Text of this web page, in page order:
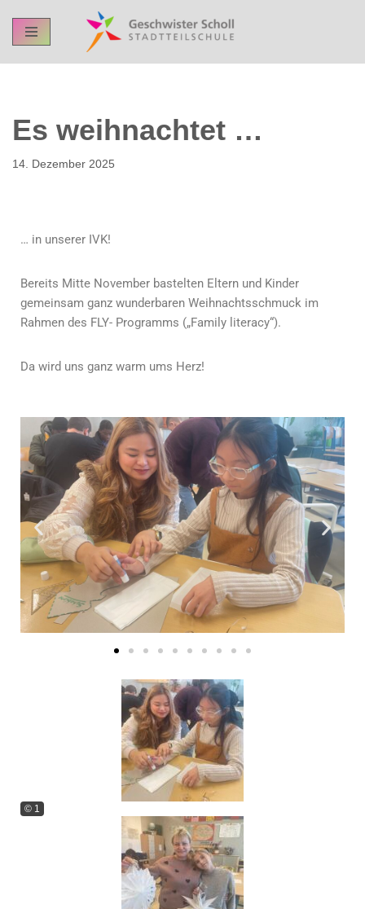
Skip
to
Es weihnachtet …
14. Dezember 2025
… in unserer IVK!
Bereits Mitte November bastelten Eltern und Kinder
gemeinsam ganz wunderbaren Weihnachtsschmuck im
Rahmen des FLY- Programms („Family literacy“).
Da wird uns ganz warm ums Herz!
© 1